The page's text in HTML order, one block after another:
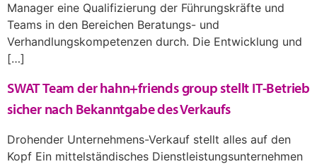
Manager eine Qualifizierung der Führungskräfte und
Teams in den Bereichen Beratungs- und
Verhandlungskompetenzen durch. Die Entwicklung und
[…]
SWAT Team der hahn+friends group stellt IT-Betrieb
sicher nach Bekanntgabe des Verkaufs
Drohender Unternehmens-Verkauf stellt alles auf den
Kopf Ein mittelständisches Dienstleistungsunternehmen